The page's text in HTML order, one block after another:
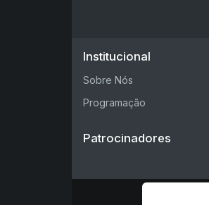
Institucional
Sobre Nós
Programação
Patrocinadores